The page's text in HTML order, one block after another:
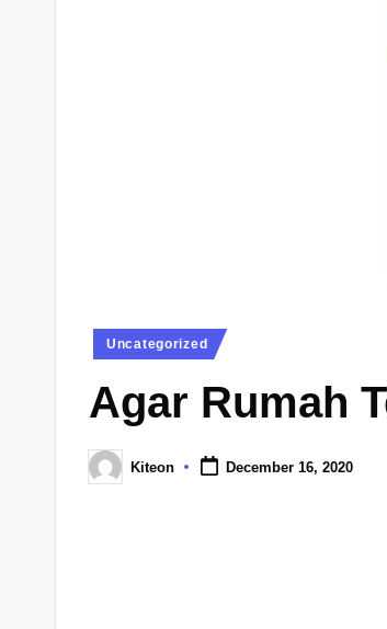
Posted
Uncategorized
Agar Rumah
Posted
by
Kiteon December 16, 2020